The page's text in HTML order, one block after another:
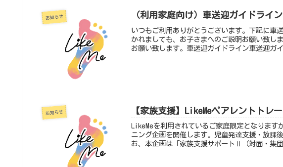
お知らせ （利用家庭向け）車送迎ガイドライン
いつもご利用ありがとうございます。下記に車
かれましても、お子さまへのご説明お願い致し
お願い致します。車送迎ガイドライン車送迎ガ
お知らせ 【家族支援】LikeMeペアレントトレ
LikeMeを利用されているご家庭限定となります
ニング企画を開催します。児童発達支援・放課
お、本企画は「家族支援サポートⅡ（対面・集